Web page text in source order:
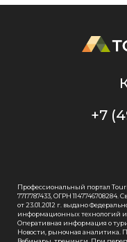
+7
Профессиональный портал
7717787433, ОГРН
от 23.01.2012 г. выдано
информационных технологий
Оперативная информация о
Новости, рыночная аналитика.